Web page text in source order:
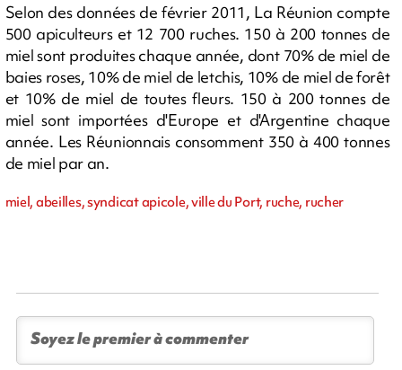
Selon des données de février 2011, La Réunion compte
500 apiculteurs et 12 700 ruches. 150 à 200 tonnes de
miel sont produites chaque année, dont 70% de miel de
baies roses, 10% de miel de letchis, 10% de miel de forêt
et 10% de miel de toutes fleurs. 150 à 200 tonnes de
miel sont importées d'Europe et d'Argentine chaque
année. Les Réunionnais consomment 350 à 400 tonnes
de miel par an.
miel, abeilles, syndicat apicole, ville du Port, ruche, rucher